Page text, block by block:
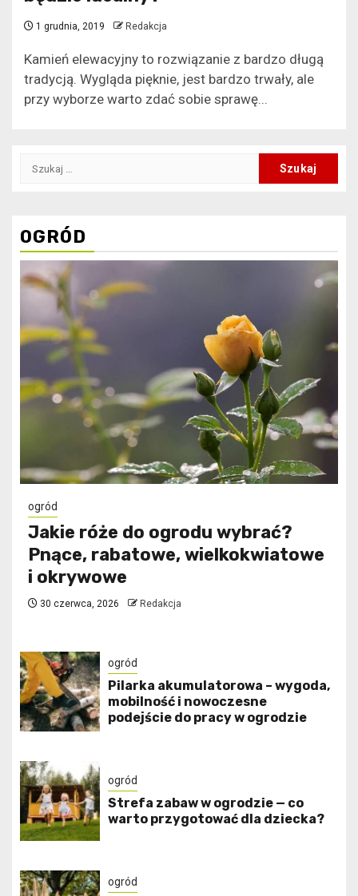
1 grudnia, 2019 Redakcja
Kamień elewacyjny to rozwiązanie z bardzo długą
tradycją. Wygląda pięknie, jest bardzo trwały, ale
przy wyborze warto zdać sobie sprawę...
Szukaj:
OGRÓD
ogród
Jakie róże do ogrodu wybrać?
Pnące, rabatowe, wielkokwiatowe
i okrywowe
30 czerwca, 2026 Redakcja
ogród
Pilarka akumulatorowa – wygoda,
mobilność i nowoczesne
podejście do pracy w ogrodzie
ogród
Strefa zabaw w ogrodzie — co
warto przygotować dla dziecka?
ogród